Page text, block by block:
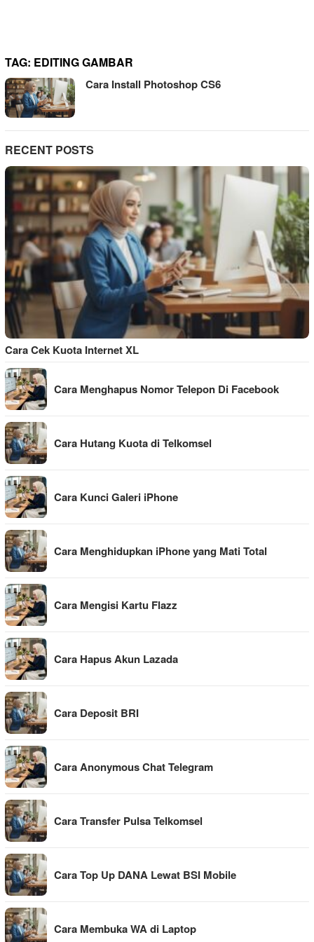
TAG: EDITING GAMBAR
Cara Install Photoshop CS6
RECENT POSTS
Cara Cek Kuota Internet XL
Cara Menghapus Nomor Telepon Di Facebook
Cara Hutang Kuota di Telkomsel
Cara Kunci Galeri iPhone
Cara Menghidupkan iPhone yang Mati Total
Cara Mengisi Kartu Flazz
Cara Hapus Akun Lazada
Cara Deposit BRI
Cara Anonymous Chat Telegram
Cara Transfer Pulsa Telkomsel
Cara Top Up DANA Lewat BSI Mobile
Cara Membuka WA di Laptop